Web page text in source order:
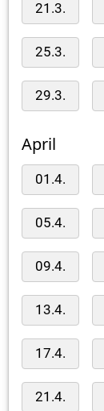
21.3.
25.3.
29.3.
April
01.4.
05.4.
09.4.
13.4.
17.4.
21.4.